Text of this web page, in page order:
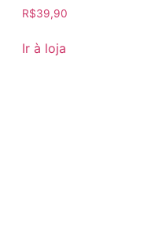
R$39,90
Ir à loja